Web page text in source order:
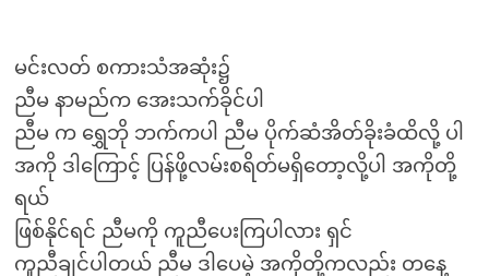
မင်းလတ် စကားသံအဆုံး၌
ညီမ နာမည်က အေးသက်ခိုင်ပါ
ညီမ က ရွှေဘို ဘက်ကပါ ညီမ ပိုက်ဆံအိတ်ခိုးခံထိလို့ ပါ
အကို ဒါကြောင့် ပြန်ဖို့လမ်းစရိတ်မရှိတော့လို့ပါ အကိုတို့
ရယ်
ဖြစ်နိုင်ရင် ညီမကို ကူညီပေးကြပါလား ရှင်
ကူညီချင်ပါတယ် ညီမ ဒါပေမဲ့ အကိုတို့ကလည်း တနေ့